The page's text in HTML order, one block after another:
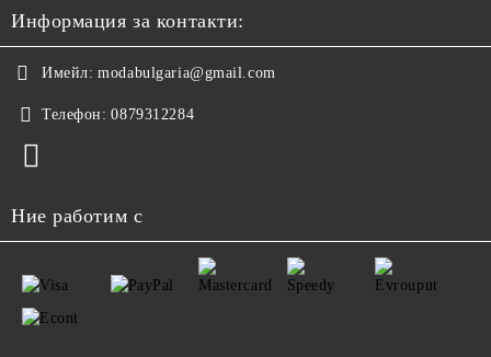
Информация за контакти:
Имейл: modabulgaria@gmail.com
Телефон: 0879312284
Ние работим с